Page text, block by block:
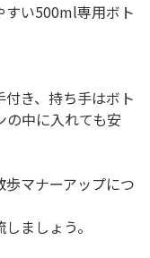
すい500ml専用ボト
き、持ち手はボト
の中に入れても安
歩マナーアップにつ
ましょう。